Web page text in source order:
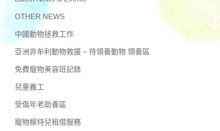
OTHER NEWS
中國動物拯救工作
亞洲非牟利動物救援 – 待領養動物 領養區
免費寵物美容班記錄
兒童義工
受傷年老助養區
寵物模特兒租借服務